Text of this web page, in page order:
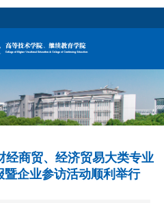
经商贸、经济贸易大类专业
企业参访活动顺利举行